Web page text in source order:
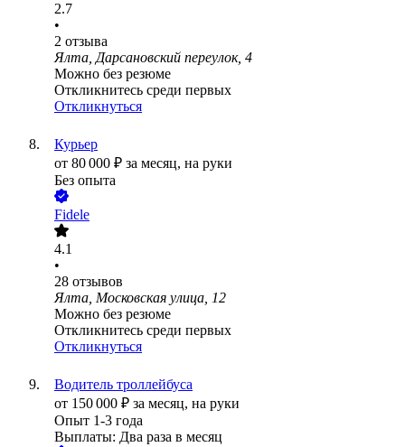
2.7
•
2 отзыва
Ялта, Дарсановский переулок, 4
Можно без резюме
Откликнитесь среди первых
Откликнуться
Курьер
от 80 000 ₽ за месяц, на руки
Без опыта
Fidele
4.1
•
28 отзывов
Ялта, Московская улица, 12
Можно без резюме
Откликнитесь среди первых
Откликнуться
Водитель троллейбуса
от 150 000 ₽ за месяц, на руки
Опыт 1-3 года
Выплаты: Два раза в месяц